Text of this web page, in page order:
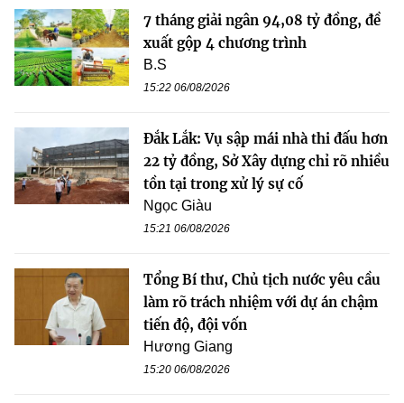
7 tháng giải ngân 94,08 tỷ đồng, đề
xuất gộp 4 chương trình
B.S
15:22 06/08/2026
Đắk Lắk: Vụ sập mái nhà thi đấu hơn
22 tỷ đồng, Sở Xây dựng chỉ rõ nhiều
tồn tại trong xử lý sự cố
Ngọc Giàu
15:21 06/08/2026
Tổng Bí thư, Chủ tịch nước yêu cầu
làm rõ trách nhiệm với dự án chậm
tiến độ, đội vốn
Hương Giang
15:20 06/08/2026